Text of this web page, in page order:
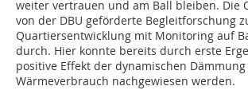
weiter vertrauen und am Ball bleiben. Die
von der DBU geförderte Begleitforschung
Quartiersentwicklung mit Monitoring auf
durch. Hier konnte bereits durch erste
positive Effekt der dynamischen
Wärmeverbrauch nachgewiesen werden.